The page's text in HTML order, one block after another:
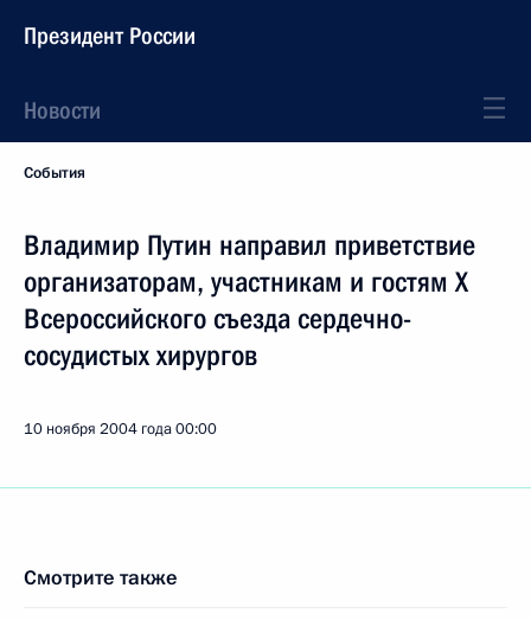
Президент России
Новости
События
Владимир Путин направил приветствие
организаторам, участникам и гостям X
Всероссийского съезда сердечно-
сосудистых хирургов
10 ноября 2004 года00:00
Смотрите также